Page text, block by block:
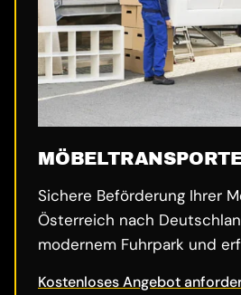
Sichere Beförderung Ihrer
Österreich nach
modernem Fuhrpark und
Kostenloses Angebot